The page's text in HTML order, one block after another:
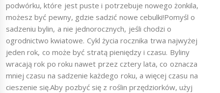
podwórku, które jest puste i potrzebuje nowego żonkila,
możesz być pewny, gdzie sadzić nowe cebulki!Pomyśl o
sadzeniu bylin, a nie jednorocznych, jeśli chodzi o
ogrodnictwo kwiatowe. Cykl życia rocznika trwa najwyżej
jeden rok, co może być stratą pieniędzy i czasu. Byliny
wracają rok po roku nawet przez cztery lata, co oznacza
mniej czasu na sadzenie każdego roku, a więcej czasu na
cieszenie się.Aby pozbyć się z roślin przędziorków, użyj